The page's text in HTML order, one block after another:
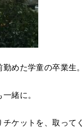
めた学童の卒業生。
緒に。
ケットを、取って